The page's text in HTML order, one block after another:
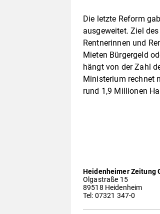
Die letzte Reform
ausgeweitet. Ziel
Rentnerinnen und
Mieten Bürgergeld
hängt von der Zahl
Ministerium rechnet
rund 1,9 Millionen
Heidenheimer Zeitung
Olgastraße 15
89518 Heidenheim
Tel: 07321 347-0